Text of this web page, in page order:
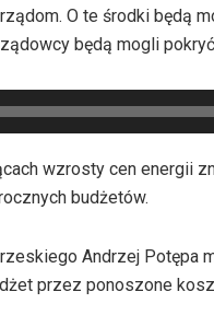
O te środki będą
będą mogli
wzrosty cen energii
budżetów.
Andrzej Potępa
przez ponoszone